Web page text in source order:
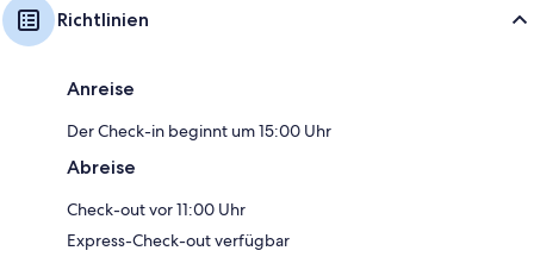
Richtlinien
Anreise
Der Check-in beginnt um 15:00 Uhr
Abreise
Check-out vor 11:00 Uhr
Express-Check-out verfügbar